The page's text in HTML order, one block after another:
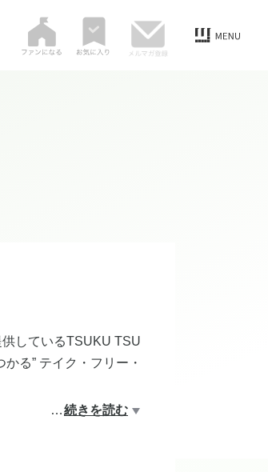
しているTSUKU TSU
る” テイク・フリー・
…続きを読む